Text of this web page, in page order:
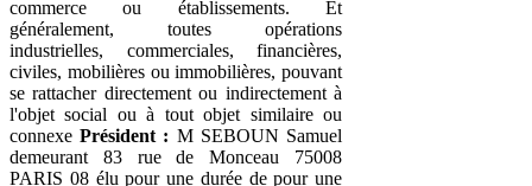
commerce ou établissements. Et
généralement, toutes opérations
industrielles, commerciales, financières,
civiles, mobilières ou immobilières, pouvant
se rattacher directement ou indirectement à
l'objet social ou à tout objet similaire ou
connexePrésident : M SEBOUN Samuel
demeurant 83 rue de Monceau 75008
PARIS 08 élu pour une durée de pour une